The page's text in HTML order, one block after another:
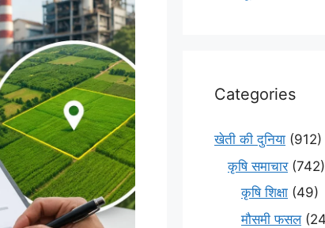
Categories
खेती की दुनिया (912)
कृषि समाचार(742)
कृषि शिक्षा (49)
मौसमी फसल